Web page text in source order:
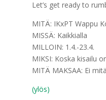
Let’s get ready to
MITÄ: IKxPT Wappu
MISSÄ: Kaikkialla
MILLOIN: 1.4.-23.4.
MIKSI: Koska kisailu
MITÄ MAKSAA: Ei
(ylös)